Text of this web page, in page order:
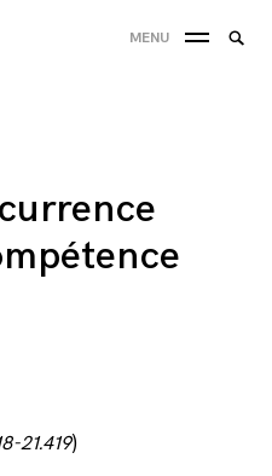
MENU
21.419)